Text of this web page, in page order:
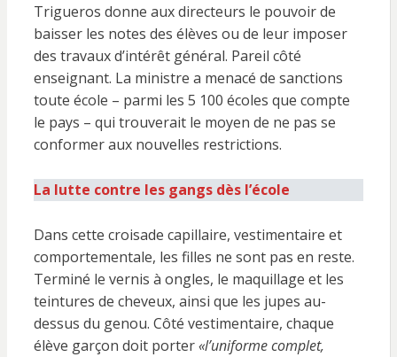
Trigueros donne aux directeurs le pouvoir de
baisser les notes des élèves ou de leur imposer
des travaux d’intérêt général. Pareil côté
enseignant. La ministre a menacé de sanctions
toute école – parmi les 5 100 écoles que compte
le pays – qui trouverait le moyen de ne pas se
conformer aux nouvelles restrictions.
La lutte contre les gangs dès l’école
Dans cette croisade capillaire, vestimentaire et
comportementale, les filles ne sont pas en reste.
Terminé le vernis à ongles, le maquillage et les
teintures de cheveux, ainsi que les jupes au-
dessus du genou. Côté vestimentaire, chaque
élève garçon doit porter«l’uniforme complet,